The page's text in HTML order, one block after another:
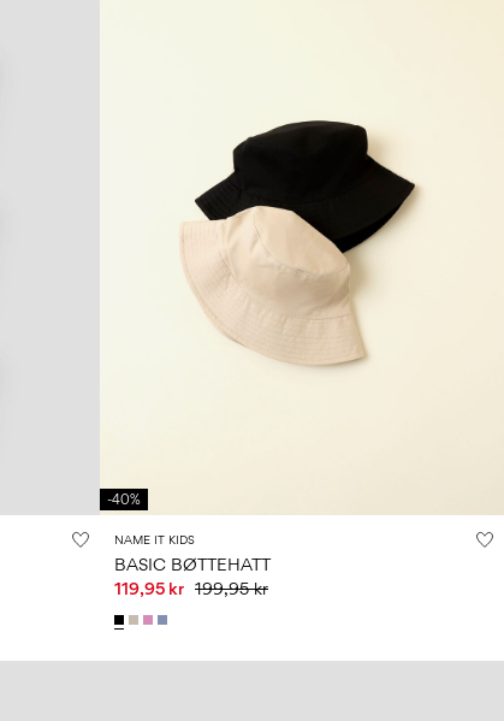
-40%
NAME IT KIDS
BASIC BØTTEHATT
119,95 kr 199,95 kr